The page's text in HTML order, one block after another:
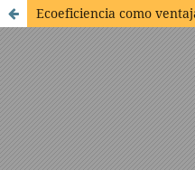
Ecoeficiencia como